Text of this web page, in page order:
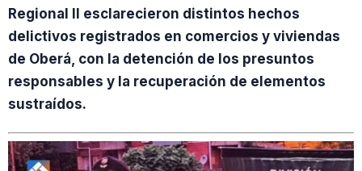
Regional II esclarecieron distintos hechos
delictivos registrados en comercios y viviendas
de Oberá, con la detención de los presuntos
responsables y la recuperación de elementos
sustraídos.